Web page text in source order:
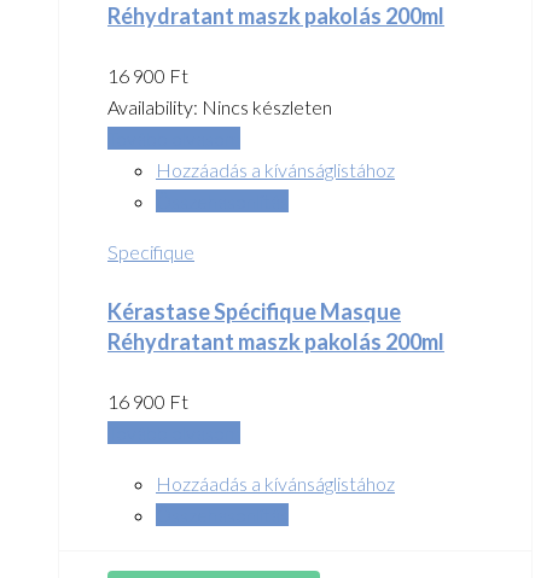
Réhydratant maszk pakolás 200ml
16 900 Ft
Availability: Nincs készleten
Hozzáadás a kívánságlistához
Specifique
Kérastase Spécifique Masque
Réhydratant maszk pakolás 200ml
16 900 Ft
Hozzáadás a kívánságlistához